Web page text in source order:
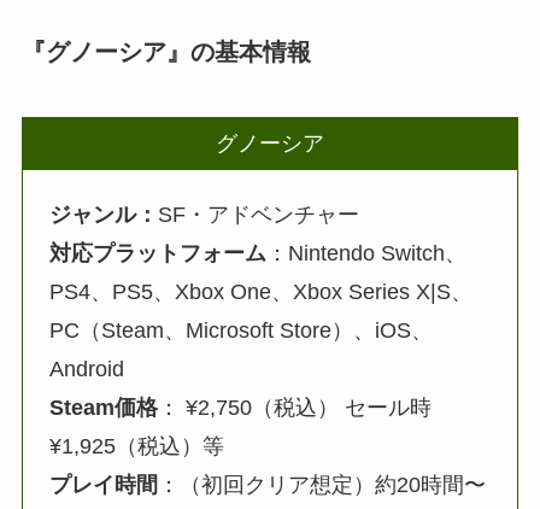
『グノーシア』の基本情報
グノーシア
ジャンル： SF・アドベンチャー
対応プラットフォーム ：Nintendo Switch、
PS4、PS5、Xbox One、Xbox Series X|S、
PC（Steam、Microsoft Store）、iOS、
Android
Steam価格： ¥2,750（税込） セール時
¥1,925（税込）等
プレイ時間 ：（初回クリア想定）約20時間〜